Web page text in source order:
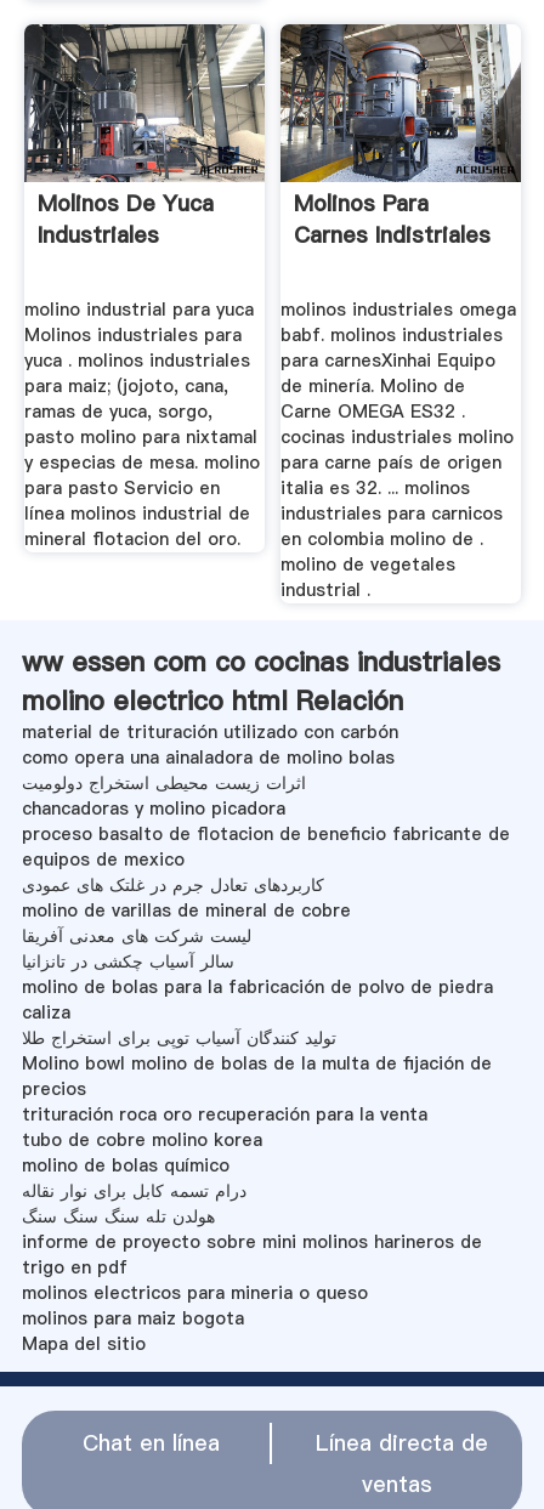
Molinos De Yuca
Industriales
molino industrial para yuca
Molinos industriales para
yuca . molinos industriales
para maiz; (jojoto, cana,
ramas de yuca, sorgo,
pasto molino para nixtamal
y especias de mesa. molino
para pasto Servicio en
línea molinos industrial de
mineral flotacion del oro.
Molinos Para
Carnes Indistriales
molinos industriales omega
babf. molinos industriales
para carnesXinhai Equipo
de minería. Molino de
Carne OMEGA ES32 .
cocinas industriales molino
para carne país de origen
italia es 32. ... molinos
industriales para carnicos
en colombia molino de .
molino de vegetales
industrial .
ww essen com co cocinas industriales
molino electrico html Relación
material de trituración utilizado con carbón
como opera una ainaladora de molino bolas
اثرات زیست محیطی استخراج دولومیت
chancadoras y molino picadora
proceso basalto de flotacion de beneficio fabricante de
equipos de mexico
کاربردهای تعادل جرم در غلتک های عمودی
molino de varillas de mineral de cobre
لیست شرکت های معدنی آفریقا
سالر آسیاب چکشی در تانزانیا
molino de bolas para la fabricación de polvo de piedra
caliza
تولید کنندگان آسیاب توپی برای استخراج طلا
Molino bowl molino de bolas de la multa de fijación de
precios
trituración roca oro recuperación para la venta
tubo de cobre molino korea
molino de bolas químico
درام تسمه کابل برای نوار نقاله
هولدن تله سنگ سنگ سنگ
informe de proyecto sobre mini molinos harineros de
trigo en pdf
molinos electricos para mineria o queso
molinos para maiz bogota
Mapa del sitio
Chat en línea
Línea directa de
ventas